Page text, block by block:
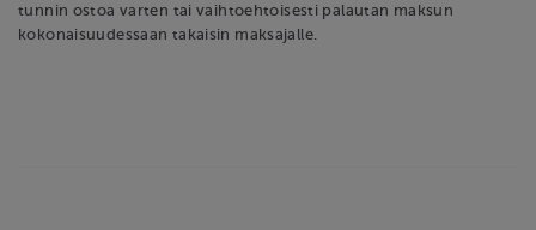
tunnin ostoa varten tai vaihtoehtoisesti palautan maksun
kokonaisuudessaan takaisin maksajalle.